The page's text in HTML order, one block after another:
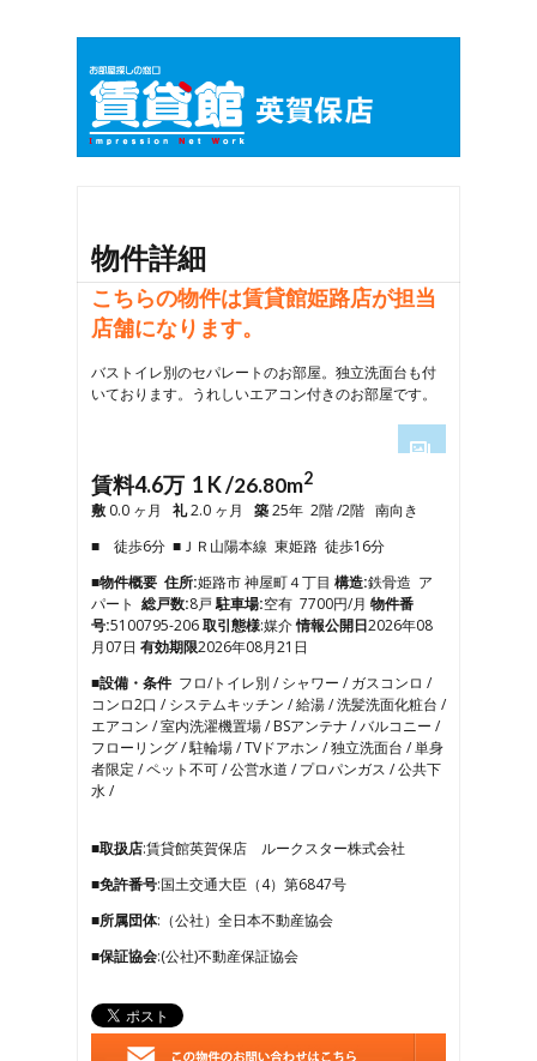
物件詳細
こちらの物件は賃貸館姫路店が担当
店舗になります。
バストイレ別のセパレートのお部屋。独立洗面台も付
いております。うれしいエアコン付きのお部屋です。
2
3
6
7
8
10
11
12
13
14
賃料4.6万 1 K /26.80m2
敷 0.0 ヶ月 礼2.0 ヶ月 築25年 2階 /2階 南向き
■ 徒歩6分 ■ＪＲ山陽本線 東姫路 徒歩16分
■物件概要 住所:姫路市 神屋町４丁目 構造:鉄骨造 ア
パート 総戸数:8戸駐車場:空有 7700円/月 物件番
号:5100795-206取引態様:媒介情報公開日2026年08
月07日 有効期限2026年08月21日
■設備・条件 フロ/トイレ別 / シャワー / ガスコンロ /
コンロ2口 / システムキッチン / 給湯 / 洗髪洗面化粧台 /
エアコン / 室内洗濯機置場 / BSアンテナ / バルコニー /
フローリング / 駐輪場 / TVドアホン / 独立洗面台 / 単身
者限定 / ペット不可 / 公営水道 / プロパンガス / 公共下
水 /
■取扱店:賃貸館英賀保店 ルークスター株式会社
■免許番号:国土交通大臣（4）第6847号
■所属団体:（公社）全日本不動産協会
■保証協会:(公社)不動産保証協会